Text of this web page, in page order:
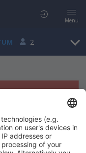
Menu
2
sökning